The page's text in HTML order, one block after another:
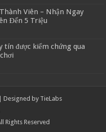
Viên – Nhận Ngay
Đến 5 Triệu
tín được kiểm chứng qua
| Designed by TieLabs
Rights Reserved